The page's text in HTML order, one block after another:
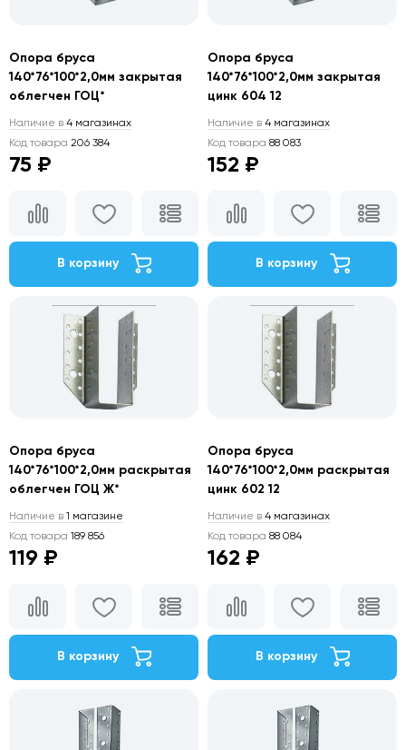
Опора бруса
140*76*100*2,0мм закрытая
облегчен ГОЦ*
Наличие в 4 магазинах
Код товара 206 384
75 ₽
В корзину
Опора бруса
140*76*100*2,0мм закрытая
цинк 604 12
Наличие в 4 магазинах
Код товара 88 083
152 ₽
В корзину
Опора бруса
140*76*100*2,0мм раскрытая
облегчен ГОЦ Ж*
Наличие в 1 магазине
Код товара 189 856
119 ₽
В корзину
Опора бруса
140*76*100*2,0мм раскрытая
цинк 602 12
Наличие в 4 магазинах
Код товара 88 084
162 ₽
В корзину